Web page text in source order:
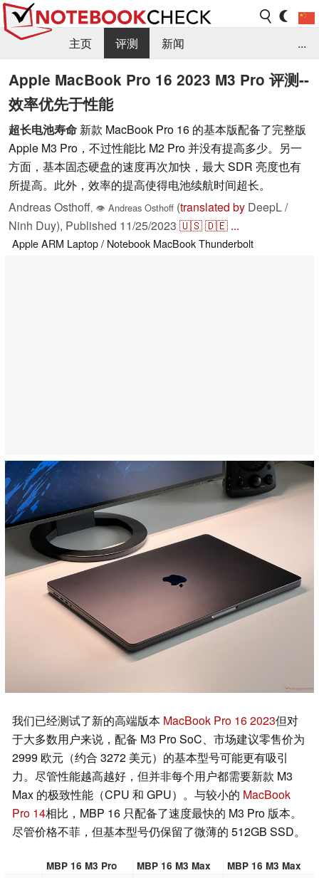
主页 评测
新闻
FAQ / 小提示/ 技术参数
资料库
...
Apple MacBook Pro 16 2023 M3 Pro 评测--
效率优先于性能
超长电池寿命 新款 MacBook Pro 16 的基本版配备了完整版
Apple M3 Pro，不过性能比 M2 Pro 并没有提高多少。另一
方面，基本固态硬盘的速度再次加快，最大 SDR 亮度也有
所提高。此外，效率的提高使得电池续航时间超长。
Andreas Osthoff, 👁 Andreas Osthoff (translated by DeepL /
Ninh Duy), Published 11/25/2023 🇺🇸🇩🇪 ...
AppleARM Laptop / Notebook MacBookThunderbolt
我们已经测试了新的高端版本 MacBook Pro 16 2023但对
于大多数用户来说，配备 M3 Pro SoC、市场建议零售价为
2999 欧元（约合 3272 美元）的基本型号可能更有吸引
力。尽管性能越高越好，但并非每个用户都需要新款 M3
Max 的极致性能（CPU 和 GPU）。与较小的 MacBook
Pro 14相比，MBP 16 只配备了速度最快的 M3 Pro 版本。
尽管价格不菲，但基本型号仍保留了微薄的 512GB SSD。
MBP 16 M3 Pro MBP 16 M3 Max MBP 16 M3 Max